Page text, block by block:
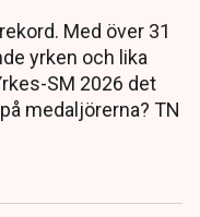
Med över 31
yrken och lika
SM 2026 det
medaljörerna? TN